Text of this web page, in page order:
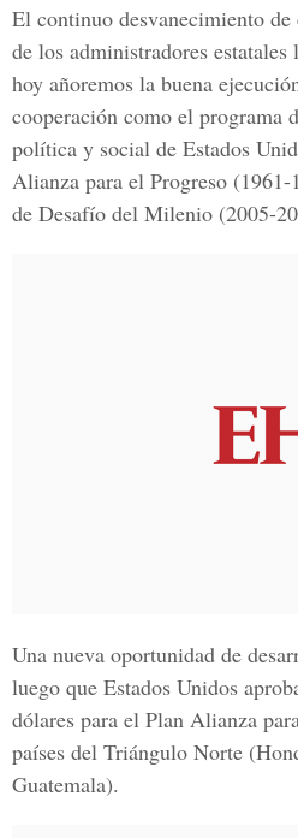
El continuo desvanecimiento de
de los administradores
hoy añoremos la buena
cooperación como el programa
política y social de Estados
Alianza para el Progreso
de Desafío del Milenio (2005-
Una nueva oportunidad de
luego que Estados Unidos
dólares para el Plan Alianza
países del Triángulo Norte
Guatemala).